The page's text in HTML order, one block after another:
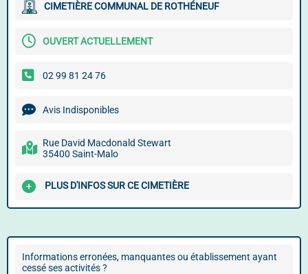
CIMETIÈRE COMMUNAL DE ROTHÉNEUF
OUVERT ACTUELLEMENT
02 99 81 24 76
Avis Indisponibles
Rue David Macdonald Stewart
35400 Saint-Malo
PLUS D'INFOS SUR CE CIMETIÈRE
Informations erronées, manquantes ou établissement ayant
cessé ses activités ?